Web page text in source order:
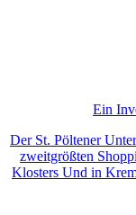
Ein
Der St. Pöltener
zweitgrößten
Klosters Und in